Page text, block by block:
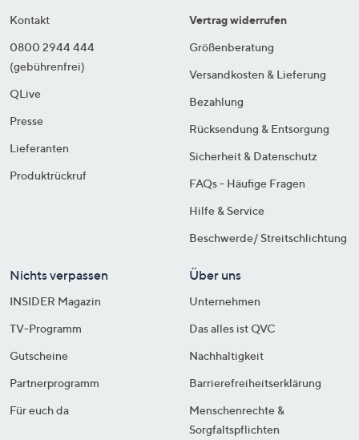
Kontakt
0800 2944 444
(gebührenfrei)
QLive
Presse
Lieferanten
Produktrückruf
Vertrag widerrufen
Größenberatung
Versandkosten & Lieferung
Bezahlung
Rücksendung & Entsorgung
Sicherheit & Datenschutz
FAQs - Häufige Fragen
Hilfe & Service
Beschwerde/ Streitschlichtung
Nichts verpassen
INSIDER Magazin
TV-Programm
Gutscheine
Partnerprogramm
Für euch da
Über uns
Unternehmen
Das alles ist QVC
Nachhaltigkeit
Barrierefreiheitserklärung
Menschenrechte &
Sorgfaltspflichten